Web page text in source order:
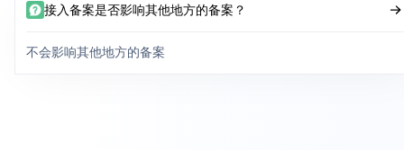
接入备案是否影响其他地方的备案？
不会影响其他地方的备案